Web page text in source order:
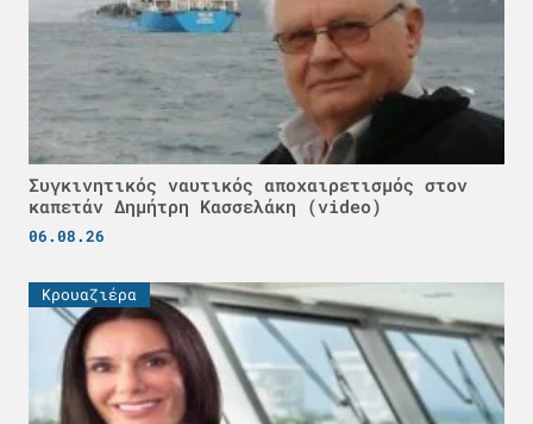
Συγκινητικός ναυτικός αποχαιρετισμός στον
καπετάν Δημήτρη Κασσελάκη (video)
06.08.26
Κρουαζιέρα